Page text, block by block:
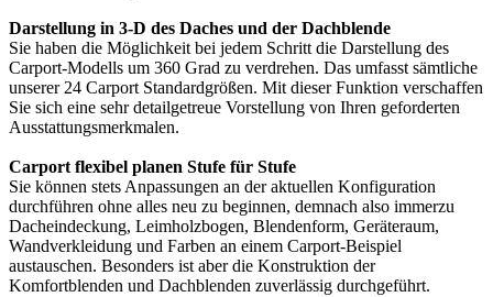
Darstellung in 3-D des Daches und der Dachblende
Sie haben die Möglichkeit bei jedem Schritt die Darstellung des
Carport-Modells um 360 Grad zu verdrehen. Das umfasst sämtliche
unserer 24 Carport Standardgrößen. Mit dieser Funktion verschaffen
Sie sich eine sehr detailgetreue Vorstellung von Ihren geforderten
Ausstattungsmerkmalen.
Carport flexibel planen Stufe für Stufe
Sie können stets Anpassungen an der aktuellen Konfiguration
durchführen ohne alles neu zu beginnen, demnach also immerzu
Dacheindeckung, Leimholzbogen, Blendenform, Geräteraum,
Wandverkleidung und Farben an einem Carport-Beispiel
austauschen. Besonders ist aber die Konstruktion der
Komfortblenden und Dachblenden zuverlässig durchgeführt.